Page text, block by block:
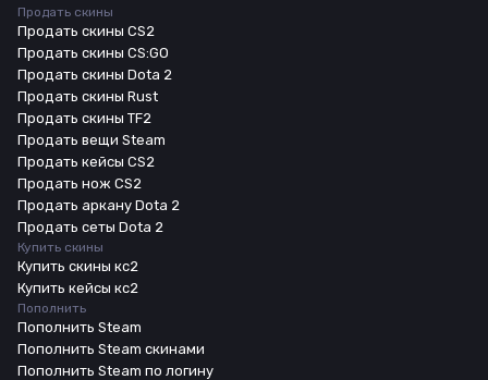
Продать скины
Продать скины CS2
Продать скины CS:GO
Продать скины Dota 2
Продать скины Rust
Продать скины TF2
Продать вещи Steam
Продать кейсы CS2
Продать нож CS2
Продать аркану Dota 2
Продать сеты Dota 2
Купить скины
Купить скины кс2
Купить кейсы кс2
Пополнить
Пополнить Steam
Пополнить Steam скинами
Пополнить Steam по логину